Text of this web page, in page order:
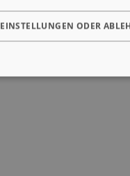
EINSTELLUNGEN ODER